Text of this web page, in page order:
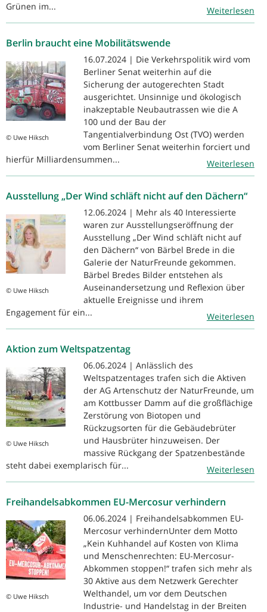
Grünen im...
Weiterlesen
Berlin braucht eine Mobilitätswende
© Uwe Hiksch
16.07.2024 | Die Verkehrspolitik wird vom
Berliner Senat weiterhin auf die
Sicherung der autogerechten Stadt
ausgerichtet. Unsinnige und ökologisch
inakzeptable Neubautrassen wie die A
100 und der Bau der
Tangentialverbindung Ost (TVO) werden
vom Berliner Senat weiterhin forciert und
hierfür Milliardensummen...
Weiterlesen
Ausstellung „Der Wind schläft nicht auf den Dächern“
© Uwe Hiksch
12.06.2024 | Mehr als 40 Interessierte
waren zur Ausstellungseröffnung der
Ausstellung „Der Wind schläft nicht auf
den Dächern“ von Bärbel Brede in die
Galerie der NaturFreunde gekommen.
Bärbel Bredes Bilder entstehen als
Auseinandersetzung und Reflexion über
aktuelle Ereignisse und ihrem
Engagement für ein...
Weiterlesen
Aktion zum Weltspatzentag
© Uwe Hiksch
06.06.2024 | Anlässlich des
Weltspatzentages trafen sich die Aktiven
der AG Artenschutz der NaturFreunde, um
am Kottbusser Damm auf die großflächige
Zerstörung von Biotopen und
Rückzugsorten für die Gebäudebrüter
und Hausbrüter hinzuweisen. Der
massive Rückgang der Spatzenbestände
steht dabei exemplarisch für...
Weiterlesen
Freihandelsabkommen EU-Mercosur verhindern
© Uwe Hiksch
06.06.2024 | Freihandelsabkommen EU-
Mercosur verhindernUnter dem Motto
„Kein Kuhhandel auf Kosten von Klima
und Menschenrechten: EU-Mercosur-
Abkommen stoppen!“ trafen sich mehr als
30 Aktive aus dem Netzwerk Gerechter
Welthandel, um vor dem Deutschen
Industrie- und Handelstag in der Breiten